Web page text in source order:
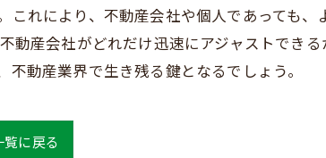
れにより、不動産会社や個人であっても
産会社がどれだけ迅速にアジャストでき
動産業界で生き残る鍵となるでしょう。
覧に戻る